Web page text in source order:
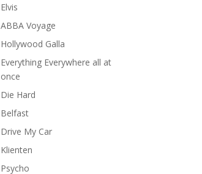
Elvis
ABBA Voyage
Hollywood Galla
Everything Everywhere all at
once
Die Hard
Belfast
Drive My Car
Klienten
Psycho